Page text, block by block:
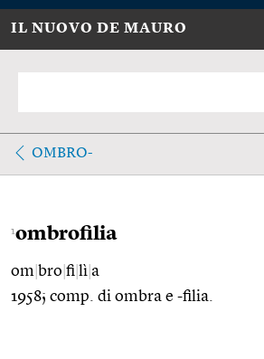
IL NUOVO DE MAURO
OMBRO-
1ombrofilia
om bro fi lì a
1958; comp. di ombra e -filia.